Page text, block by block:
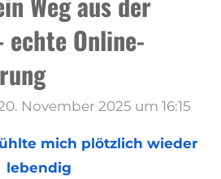
Online-
November 2025 um 16:15
mich plötzlich wieder
lebendig